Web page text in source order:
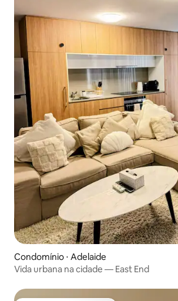
Condomínio ⋅ Adelaide
Vida urbana na cidade — East End